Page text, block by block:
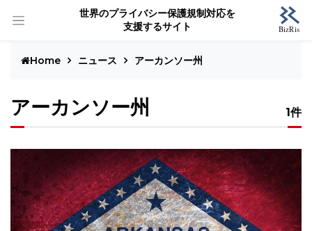
世界のプライバシー保護規制対応を
支援するサイト
Home ニュース アーカンソー州
アーカンソー州 1件